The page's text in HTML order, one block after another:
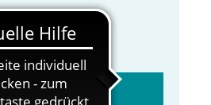
in 2-3 Wochen
Warenkorb